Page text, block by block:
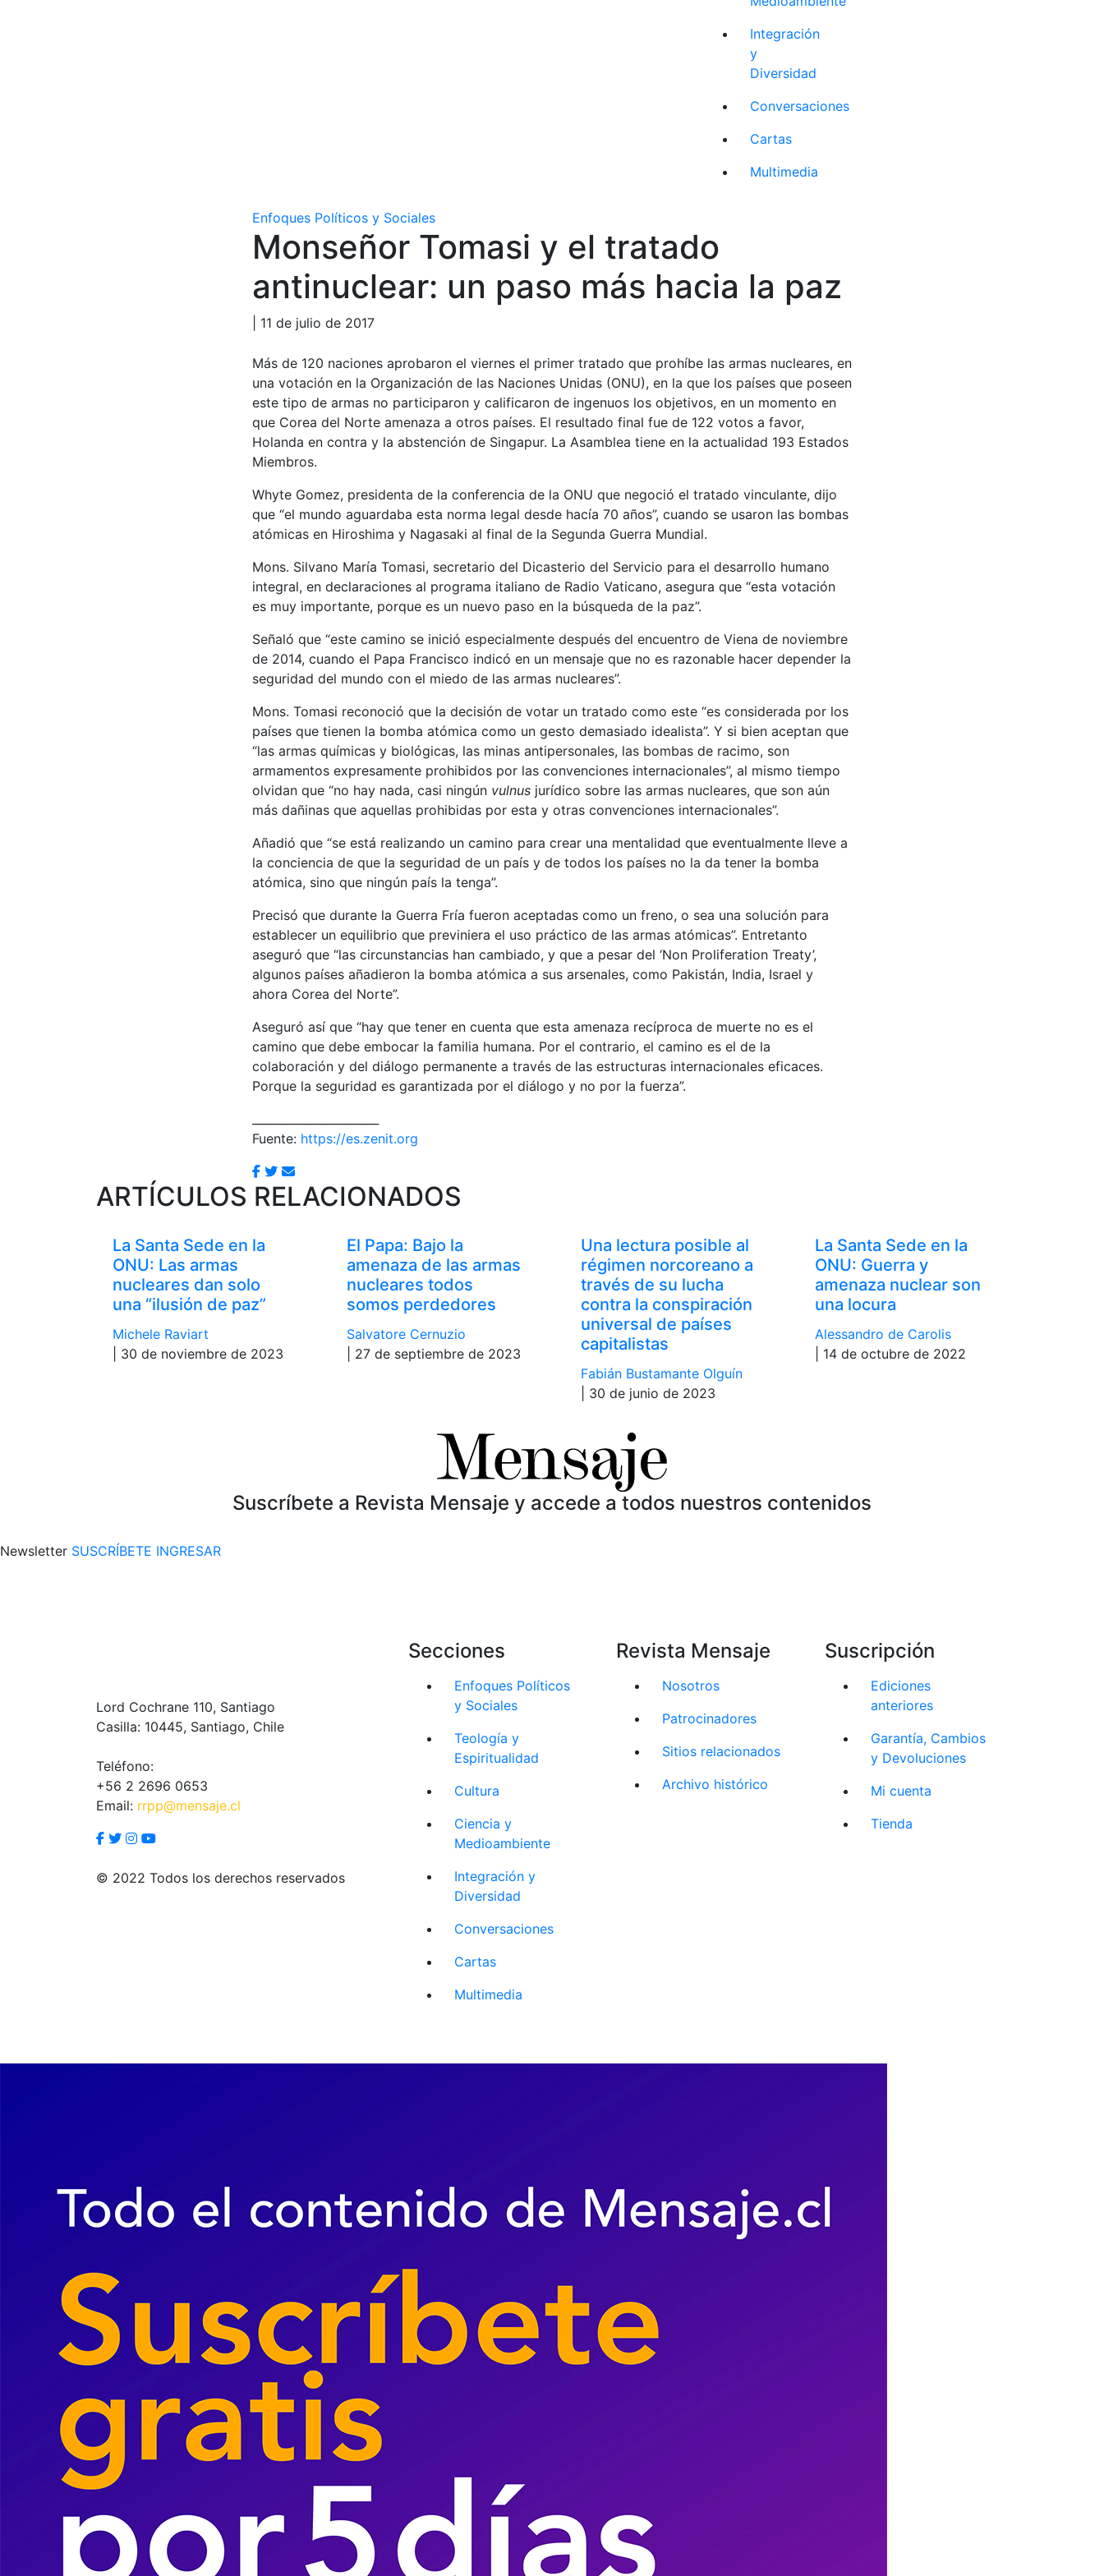
Integración
y
Diversidad
Conversaciones
Cartas
Multimedia
Enfoques Políticos y Sociales
Monseñor Tomasi y el tratado
antinuclear: un paso más hacia la paz
| 11 de julio de 2017
Más de 120 naciones aprobaron el viernes el primer tratado que prohíbe las armas nucleares, en
una votación en la Organización de las Naciones Unidas (ONU), en la que los países que poseen
este tipo de armas no participaron y calificaron de ingenuos los objetivos, en un momento en
que Corea del Norte amenaza a otros países. El resultado final fue de 122 votos a favor,
Holanda en contra y la abstención de Singapur. La Asamblea tiene en la actualidad 193 Estados
Miembros.
Whyte Gomez, presidenta de la conferencia de la ONU que negoció el tratado vinculante, dijo
que “el mundo aguardaba esta norma legal desde hacía 70 años”, cuando se usaron las bombas
atómicas en Hiroshima y Nagasaki al final de la Segunda Guerra Mundial.
Mons. Silvano María Tomasi, secretario del Dicasterio del Servicio para el desarrollo humano
integral, en declaraciones al programa italiano de Radio Vaticano, asegura que “esta votación
es muy importante, porque es un nuevo paso en la búsqueda de la paz”.
Señaló que “este camino se inició especialmente después del encuentro de Viena de noviembre
de 2014, cuando el Papa Francisco indicó en un mensaje que no es razonable hacer depender la
seguridad del mundo con el miedo de las armas nucleares”.
Mons. Tomasi reconoció que la decisión de votar un tratado como este “es considerada por los
países que tienen la bomba atómica como un gesto demasiado idealista”. Y si bien aceptan que
“las armas químicas y biológicas, las minas antipersonales, las bombas de racimo, son
armamentos expresamente prohibidos por las convenciones internacionales”, al mismo tiempo
olvidan que “no hay nada, casi ningún vulnus jurídico sobre las armas nucleares, que son aún
más dañinas que aquellas prohibidas por esta y otras convenciones internacionales”.
Añadió que “se está realizando un camino para crear una mentalidad que eventualmente lleve a
la conciencia de que la seguridad de un país y de todos los países no la da tener la bomba
atómica, sino que ningún país la tenga”.
Precisó que durante la Guerra Fría fueron aceptadas como un freno, o sea una solución para
establecer un equilibrio que previniera el uso práctico de las armas atómicas”. Entretanto
aseguró que “las circunstancias han cambiado, y que a pesar del ‘Non Proliferation Treaty’,
algunos países añadieron la bomba atómica a sus arsenales, como Pakistán, India, Israel y
ahora Corea del Norte”.
Aseguró así que “hay que tener en cuenta que esta amenaza recíproca de muerte no es el
camino que debe embocar la familia humana. Por el contrario, el camino es el de la
colaboración y del diálogo permanente a través de las estructuras internacionales eficaces.
Porque la seguridad es garantizada por el diálogo y no por la fuerza”.
Fuente: https://es.zenit.org
ARTÍCULOS RELACIONADOS
La Santa Sede en la
ONU: Las armas
nucleares dan solo
una “ilusión de paz”
Michele Raviart
| 30 de noviembre de 2023
El Papa: Bajo la
amenaza de las armas
nucleares todos
somos perdedores
Salvatore Cernuzio
| 27 de septiembre de 2023
Una lectura posible al
régimen norcoreano a
través de su lucha
contra la conspiración
universal de países
capitalistas
Fabián Bustamante Olguín
| 30 de junio de 2023
La Santa Sede en la
ONU: Guerra y
amenaza nuclear son
una locura
Alessandro de Carolis
| 14 de octubre de 2022
Suscríbete a Revista Mensaje y accede a todos nuestros contenidos
Newsletter SUSCRÍBETE INGRESAR
Lord Cochrane 110, Santiago
Casilla: 10445, Santiago, Chile
Teléfono:
+56 2 2696 0653
Email: rrpp@mensaje.cl
© 2022 Todos los derechos reservados
Secciones
Enfoques Políticos
y Sociales
Teología y
Espiritualidad
Cultura
Ciencia y
Medioambiente
Integración y
Diversidad
Conversaciones
Cartas
Multimedia
Revista Mensaje
Nosotros
Patrocinadores
Sitios relacionados
Archivo histórico
Suscripción
Ediciones
anteriores
Garantía, Cambios
y Devoluciones
Mi cuenta
Tienda